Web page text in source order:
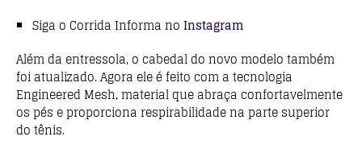
Siga o Corrida Informa no Instagram
Além da entressola, o cabedal do novo modelo também
foi atualizado. Agora ele é feito com a tecnologia
Engineered Mesh, material que abraça confortavelmente
os pés e proporciona respirabilidade na parte superior
do tênis.